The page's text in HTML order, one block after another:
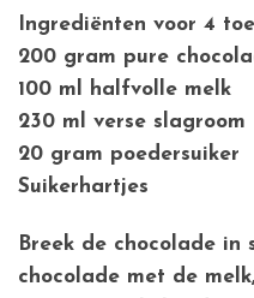
Ingrediënten voor 4
200 gram pure
100 ml halfvolle melk
230 ml verse slagroom
20 gram poedersuiker
Suikerhartjes
Breek de chocolade in
chocolade met de